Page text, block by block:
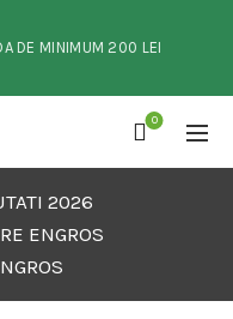
DE MINIMUM 200 LEI
0
2026
ENGROS